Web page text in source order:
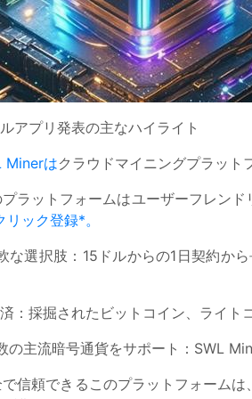
アプリ発表の主なハイライト
Minerはクラウドマイニングプラット
ラットフォームはユーザーフレン
リック登録*。
な選択肢：15ドルからの1日契約か
：採掘されたビットコイン、ライト
の主流暗号通貨をサポート：SWL
信頼できるこのプラットフォーム